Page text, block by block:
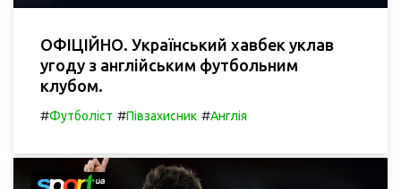
ОФІЦІЙНО. Український хавбек уклав
угоду з англійським футбольним
клубом.
#Футболіст #Півзахисник #Англія